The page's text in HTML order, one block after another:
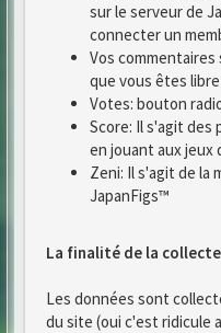
sur le serveur de
connecter un
Vos
que vous êtes
Votes: bouton
Score: Il s'agit des
en jouant aux jeux
Zeni: Il s'agit de la
JapanFigs™
La finalité de la collecte
Les données sont
du site (oui c'est ridicule